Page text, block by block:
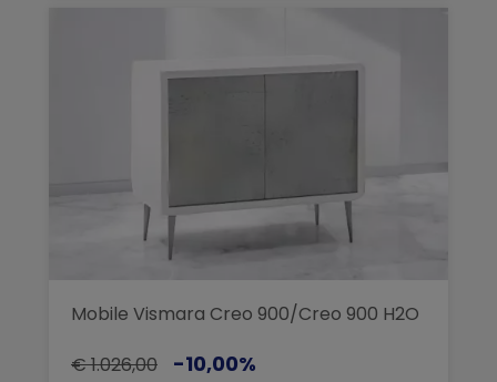
Mobile Vismara Creo 900/Creo 900 H2O
€ 1.026,00
-10,00%